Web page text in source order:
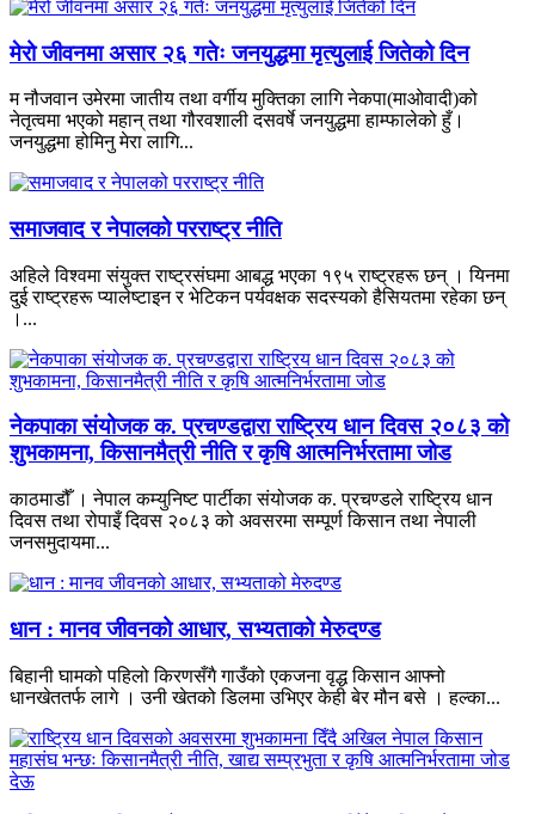
मेरो जीवनमा असार २६ गतेः जनयुद्धमा मृत्युलाई जितेको दिन
म नौजवान उमेरमा जातीय तथा वर्गीय मुक्तिका लागि नेकपा(माओवादी)को
नेतृत्वमा भएको महान् तथा गौरवशाली दसवर्षे जनयुद्धमा हाम्फालेको हुँ।
जनयुद्धमा होमिनु मेरा लागि...
समाजवाद र नेपालको परराष्ट्र नीति
अहिले विश्वमा संयुक्त राष्ट्रसंघमा आबद्ध भएका १९५ राष्ट्रहरू छन् । यिनमा
दुई राष्ट्रहरू प्यालेष्टाइन र भेटिकन पर्यवक्षक सदस्यको हैसियतमा रहेका छन्
।...
नेकपाका संयोजक क. प्रचण्डद्वारा राष्ट्रिय धान दिवस २०८३ को
शुभकामना, किसानमैत्री नीति र कृषि आत्मनिर्भरतामा जोड
काठमाडौँ । नेपाल कम्युनिष्ट पार्टीका संयोजक क. प्रचण्डले राष्ट्रिय धान
दिवस तथा रोपाइँ दिवस २०८३ को अवसरमा सम्पूर्ण किसान तथा नेपाली
जनसमुदायमा...
धान : मानव जीवनको आधार, सभ्यताको मेरुदण्ड
बिहानी घामको पहिलो किरणसँगै गाउँको एकजना वृद्ध किसान आफ्नो
धानखेततर्फ लागे । उनी खेतको डिलमा उभिएर केही बेर मौन बसे । हल्का...